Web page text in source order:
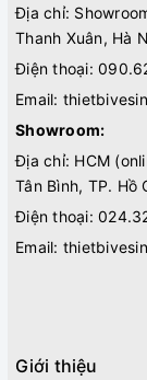
Địa chỉ:
Thanh Xuân, Hà
Điện thoại:
Email:
Showroom:
Địa chỉ: HCM
Tân Bình, TP. Hồ
Điện thoại:
Email:
Giới thiệu